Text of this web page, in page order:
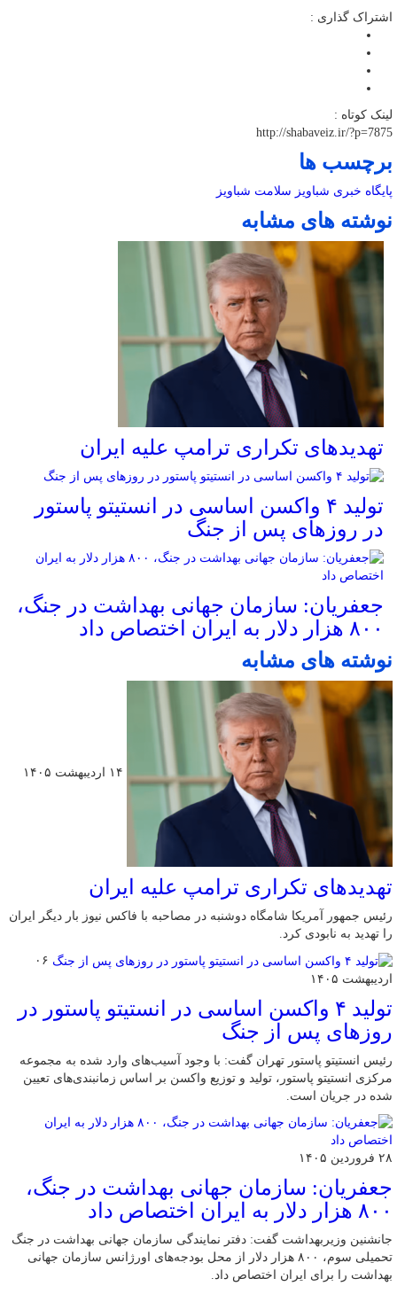
اشتراک گذاری :
لینک کوتاه :
http://shabaveiz.ir/?p=7875
برچسب ها
پایگاه خبری شباویز سلامت شباویز
نوشته های مشابه
تهدیدهای تکراری ترامپ علیه ایران
تولید ۴ واکسن اساسی در انستیتو پاستور
در روزهای پس از جنگ
جعفریان: سازمان جهانی بهداشت در جنگ،
۸۰۰ هزار دلار به ایران اختصاص داد
نوشته های مشابه
۱۴ اردیبهشت ۱۴۰۵
تهدیدهای تکراری ترامپ علیه ایران
رئیس جمهور آمریکا شامگاه دوشنبه در مصاحبه با فاکس نیوز بار دیگر ایران
را تهدید به نابودی کرد.
۰۶
اردیبهشت ۱۴۰۵
تولید ۴ واکسن اساسی در انستیتو پاستور در
روزهای پس از جنگ
رئیس انستیتو پاستور تهران گفت: با وجود آسیب‌های وارد شده به مجموعه
مرکزی انستیتو پاستور، تولید و توزیع واکسن بر اساس زمانبندی‌های تعیین
شده در جریان است.
۲۸ فروردین ۱۴۰۵
جعفریان: سازمان جهانی بهداشت در جنگ،
۸۰۰ هزار دلار به ایران اختصاص داد
جانشنین وزیربهداشت گفت: دفتر نمایندگی سازمان جهانی بهداشت در جنگ
تحمیلی سوم، ۸۰۰ هزار دلار از محل بودجه‌های اورژانس سازمان جهانی
بهداشت را برای ایران اختصاص داد.